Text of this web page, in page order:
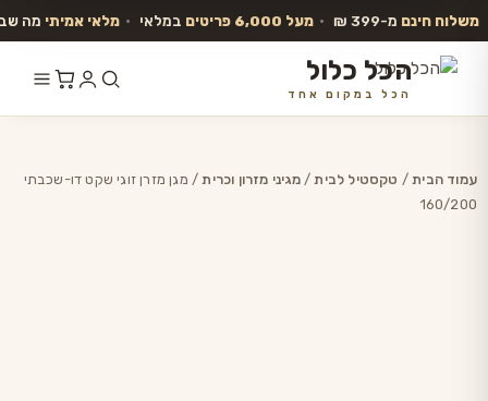
משלוח חינם מ-399 ₪ • מעל 6,000 פריטים במלאי • מלאי אמיתי מה
הכל כלול
הכל במקום אחד
עמוד הבית/ טקסטיל לבית/מגיני מזרון וכרית/ מגן מזרן זוגי שקט דו-שכבתי
160/200